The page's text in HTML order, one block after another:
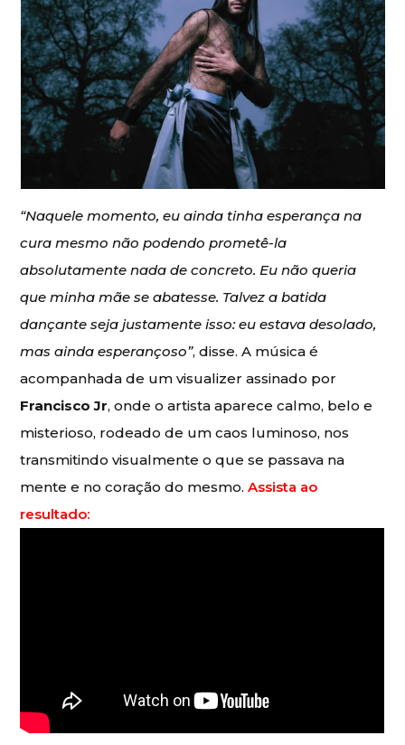
“Naquele momento, eu ainda tinha esperança na
cura mesmo não podendo prometê-la
absolutamente nada de concreto. Eu não queria
que minha mãe se abatesse. Talvez a batida
dançante seja justamente isso: eu estava desolado,
mas ainda esperançoso”, disse. A música é
acompanhada de um visualizer assinado por
Francisco Jr, onde o artista aparece calmo, belo e
misterioso, rodeado de um caos luminoso, nos
transmitindo visualmente o que se passava na
mente e no coração do mesmo.Assista ao
resultado: